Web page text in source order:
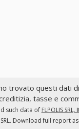
trovato questi dati di
tasse e
such data of FLPOLIS SRL,
SRL. Download full report